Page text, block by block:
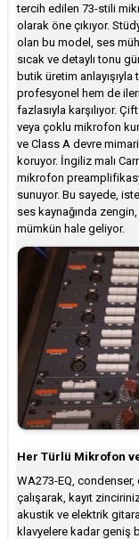
tercih edilen 73-stili
olarak öne çıkıyor.
olan bu model, ses
sıcak ve detaylı tonu
butik üretim
profesyonel hem de
fazlasıyla karşılıyor.
veya çoklu mikrofon
ve Class A devre
koruyor. İngiliz malı
mikrofon
sunuyor. Bu sayede,
ses kaynağında
mümkün hale geliyor.
Her Türlü Mikrofon
WA273-EQ,
çalışarak, kayıt
akustik ve elektrik
klavyelere kadar geniş